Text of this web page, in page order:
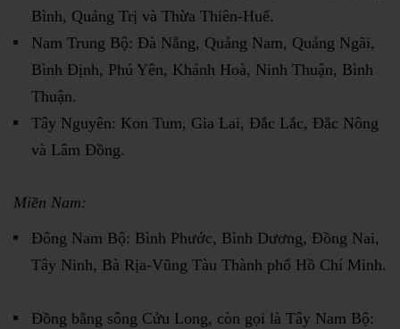
Bình, Quảng Trị và Thừa Thiên-Huế.
Nam Trung Bộ: Đà Nẵng, Quảng Nam, Quảng Ngãi,
Bình Định, Phú Yên, Khánh Hoà, Ninh Thuận, Bình
Thuận.
Tây Nguyên: Kon Tum, Gia Lai, Đắc Lắc, Đắc Nông
và Lâm Đồng.
Miền Nam:
Đông Nam Bộ: Bình Phước, Bình Dương, Đồng Nai,
Tây Ninh, Bà Rịa-Vũng Tàu Thành phố Hồ Chí Minh.
Đồng bằng sông Cửu Long, còn gọi là Tây Nam Bộ: